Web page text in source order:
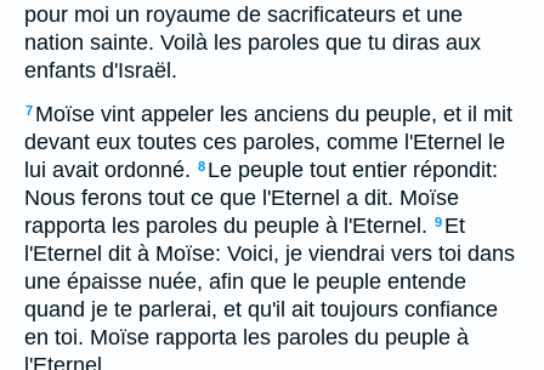
pour moi un royaume de sacrificateurs et une
nation sainte. Voilà les paroles que tu diras aux
enfants d'Israël.
7 Moïse vint appeler les anciens du peuple, et il mit
devant eux toutes ces paroles, comme l'Eternel le
lui avait ordonné. 8 Le peuple tout entier répondit:
Nous ferons tout ce que l'Eternel a dit. Moïse
rapporta les paroles du peuple à l'Eternel. 9 Et
l'Eternel dit à Moïse: Voici, je viendrai vers toi dans
une épaisse nuée, afin que le peuple entende
quand je te parlerai, et qu'il ait toujours confiance
en toi. Moïse rapporta les paroles du peuple à
l'Eternel.